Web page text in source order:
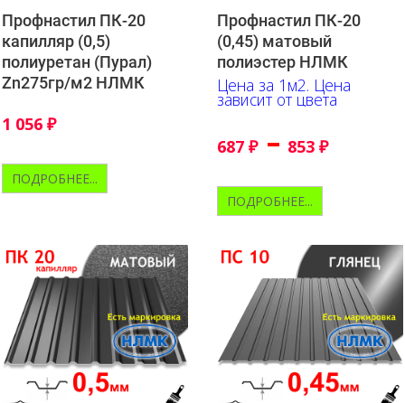
Профнастил ПК-20
капилляр (0,5)
полиуретан (Пурал)
Zn275гр/м2 НЛМК
1 056 ₽
ПОДРОБНЕЕ...
Профнастил ПК-20
(0,45) матовый
полиэстер НЛМК
Цена за 1м2. Цена
зависит от цвета
687 ₽ – 853 ₽
ПОДРОБНЕЕ...